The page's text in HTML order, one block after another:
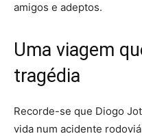
amigos e adeptos.
Uma viagem
tragédia
Recorde-se que Diogo
vida num acidente